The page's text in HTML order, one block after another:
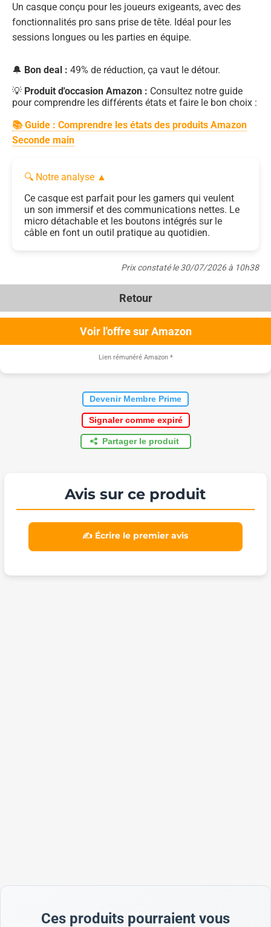
Un casque conçu pour les joueurs exigeants, avec des
fonctionnalités pro sans prise de tête. Idéal pour les
sessions longues ou les parties en équipe.
🔔 Bon deal : 49% de réduction, ça vaut le détour.
💡 Produit d'occasion Amazon : Consultez notre guide
pour comprendre les différents états et faire le bon choix :
📚 Guide : Comprendre les états des produits Amazon
Seconde main
🔍 Notre analyse ▲
Ce casque est parfait pour les gamers qui veulent
un son immersif et des communications nettes. Le
micro détachable et les boutons intégrés sur le
câble en font un outil pratique au quotidien.
Prix constaté le 30/07/2026 à 10h38
Retour
Voir l'offre sur Amazon
Lien rémunéré Amazon *
Devenir Membre Prime
Signaler comme expiré
Partager le produit
Avis sur ce produit
✍️ Écrire le premier avis
Ces produits pourraient vous